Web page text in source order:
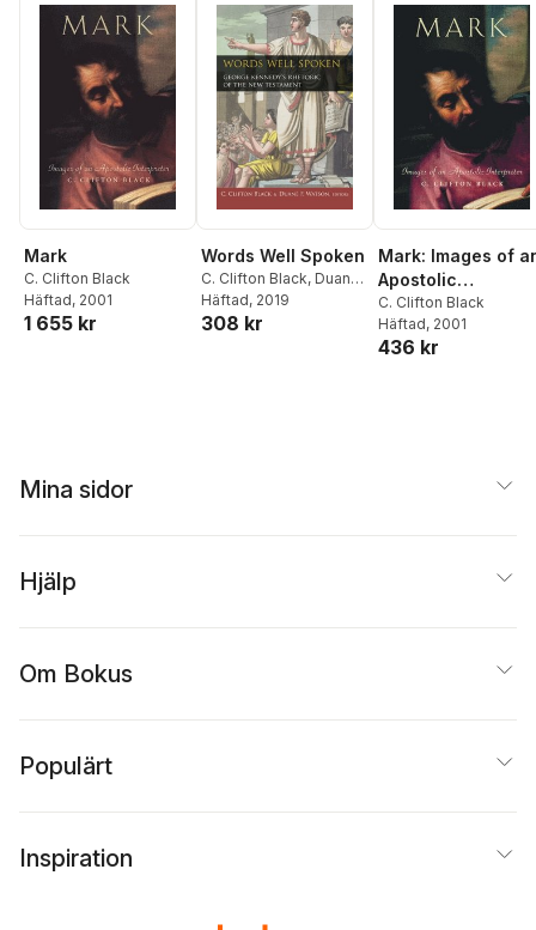
Mark
C. Clifton Black
Häftad, 2001
1 655 kr
Words Well Spoken
C. Clifton Black, Duane
F. Watson
Häftad, 2019
308 kr
Mark: Images of
Apostolic
Interpreter
C. Clifton Black
Häftad, 2001
436 kr
Mina sidor
Hjälp
Om Bokus
Populärt
Inspiration